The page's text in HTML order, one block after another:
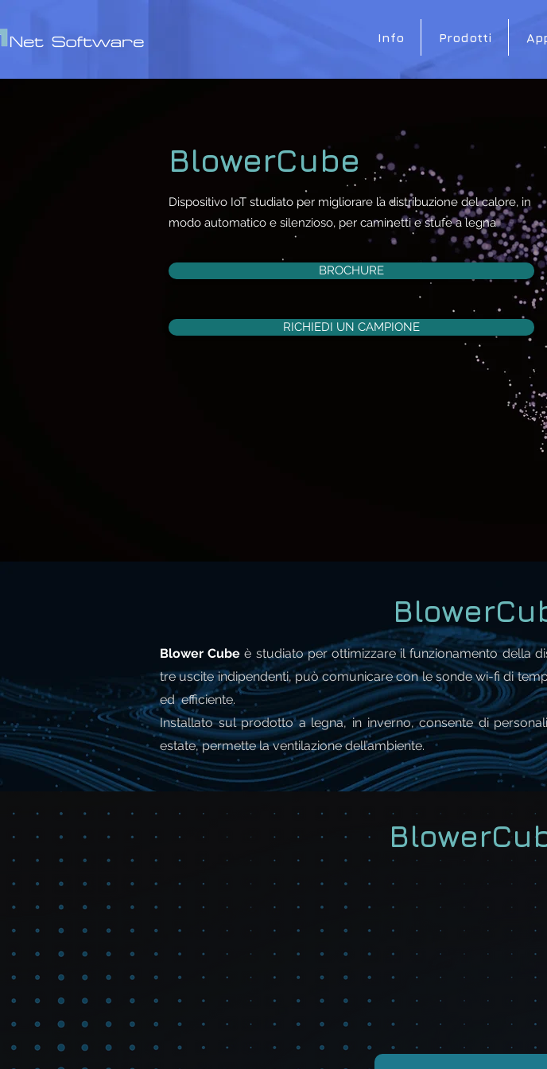
Info Prodotti
BlowerCube
Dispositivo IoT studiato per migliorare la distribuzione del calore, in
modo automatico e silenzioso, per caminetti e stufe a legna
BROCHURE
RICHIEDI UN CAMPIONE
Blower Cube è studiato per ottimizzare il funzionamento della
tre uscite indipendenti, può comunicare con le sonde wi-fi di
ed efficiente.
Installato sul prodotto a legna, in inverno, consente di
estate, permette la ventilazione dell’ambiente.